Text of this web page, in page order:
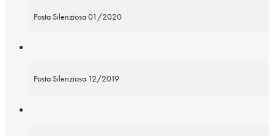
Posta Silenziosa 01/2020
Posta Silenziosa 12/2019